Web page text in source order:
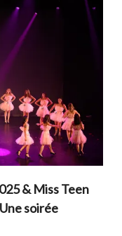
& Miss Teen
soirée